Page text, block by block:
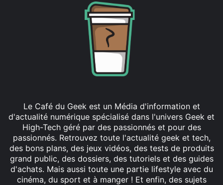
Le Café du Geek est un Média d'information et
d'actualité numérique spécialisé dans l'univers Geek et
High-Tech géré par des passionnés et pour des
passionnés. Retrouvez toute l'actualité geek et tech,
des bons plans, des jeux vidéos, des tests de produits
grand public, des dossiers, des tutoriels et des guides
d'achats. Mais aussi toute une partie lifestyle avec du
cinéma, du sport et à manger ! Et enfin, des sujets